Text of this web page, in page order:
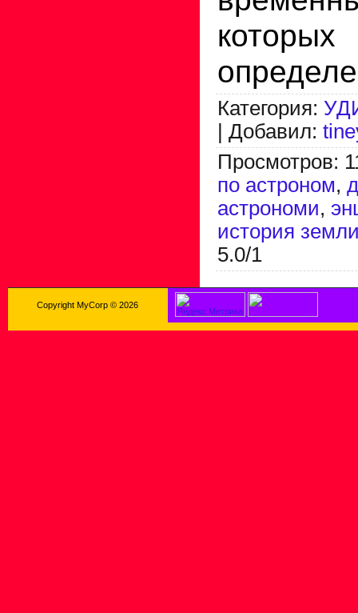
Категория:
| Добавил:
Просмотров:
по астроном,
астрономи,
история
5.0/1
Copyright MyCorp © 2026